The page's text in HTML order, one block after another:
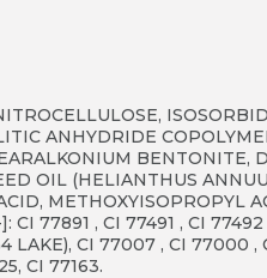
ANHYDRIDE
BENTONITE,
OIL (HELIANTHUS
METHOXYISOPROPYL
77891 , CI 77491 , CI
LAKE), CI 77007 , CI 77000
CI 77163.